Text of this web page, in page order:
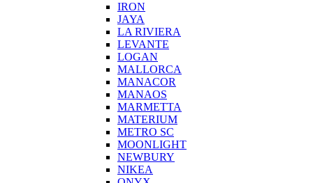
IRON
JAYA
LA RIVIERA
LEVANTE
LOGAN
MALLORCA
MANACOR
MANAOS
MARMETTA
MATERIUM
METRO SC
MOONLIGHT
NEWBURY
NIKEA